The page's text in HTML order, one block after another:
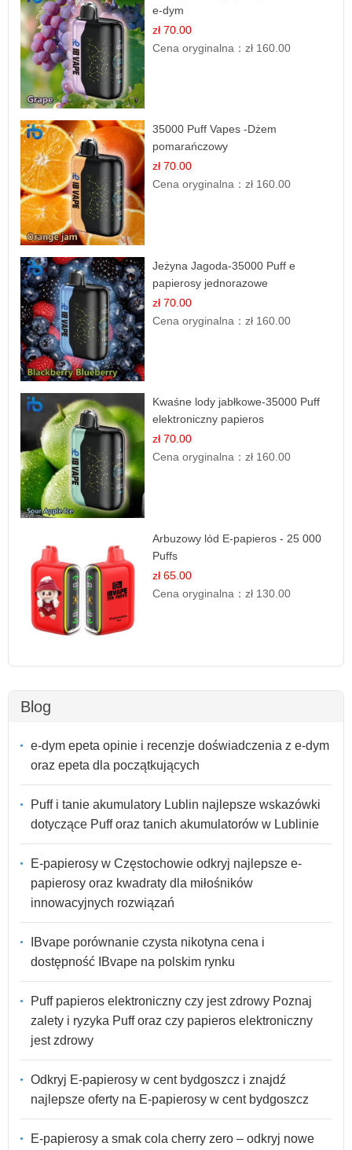
e-dym
zł 70.00
Cena oryginalna：zł 160.00
35000 Puff Vapes -Dżem
pomarańczowy
zł 70.00
Cena oryginalna：zł 160.00
Jeżyna Jagoda-35000 Puff e
papierosy jednorazowe
zł 70.00
Cena oryginalna：zł 160.00
Kwaśne lody jabłkowe-35000 Puff
elektroniczny papieros
zł 70.00
Cena oryginalna：zł 160.00
Arbuzowy lód E-papieros - 25 000
Puffs
zł 65.00
Cena oryginalna：zł 130.00
Blog
e-dym epeta opinie i recenzje doświadczenia z e-dym
oraz epeta dla początkujących
Puff i tanie akumulatory Lublin najlepsze wskazówki
dotyczące Puff oraz tanich akumulatorów w Lublinie
E-papierosy w Częstochowie odkryj najlepsze e-
papierosy oraz kwadraty dla miłośników
innowacyjnych rozwiązań
IBvape porównanie czysta nikotyna cena i
dostępność IBvape na polskim rynku
Puff papieros elektroniczny czy jest zdrowy Poznaj
zalety i ryzyka Puff oraz czy papieros elektroniczny
jest zdrowy
Odkryj E-papierosy w cent bydgoszcz i znajdź
najlepsze oferty na E-papierosy w cent bydgoszcz
E-papierosy a smak cola cherry zero – odkryj nowe